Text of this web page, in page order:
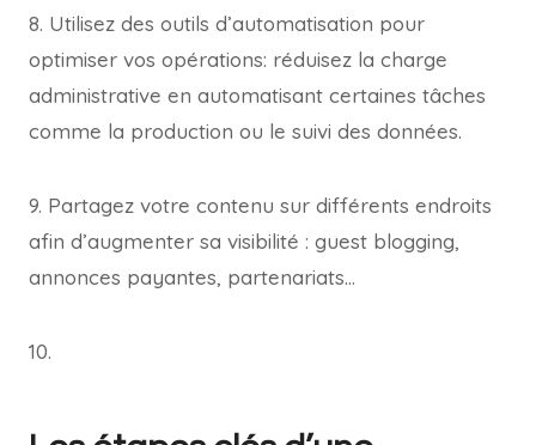
8. Utilisez des outils d’automatisation pour
optimiser vos opérations: réduisez la charge
administrative en automatisant certaines tâches
comme la production ou le suivi des données.
9. Partagez votre contenu sur différents endroits
afin d’augmenter sa visibilité : guest blogging,
annonces payantes, partenariats…
10.